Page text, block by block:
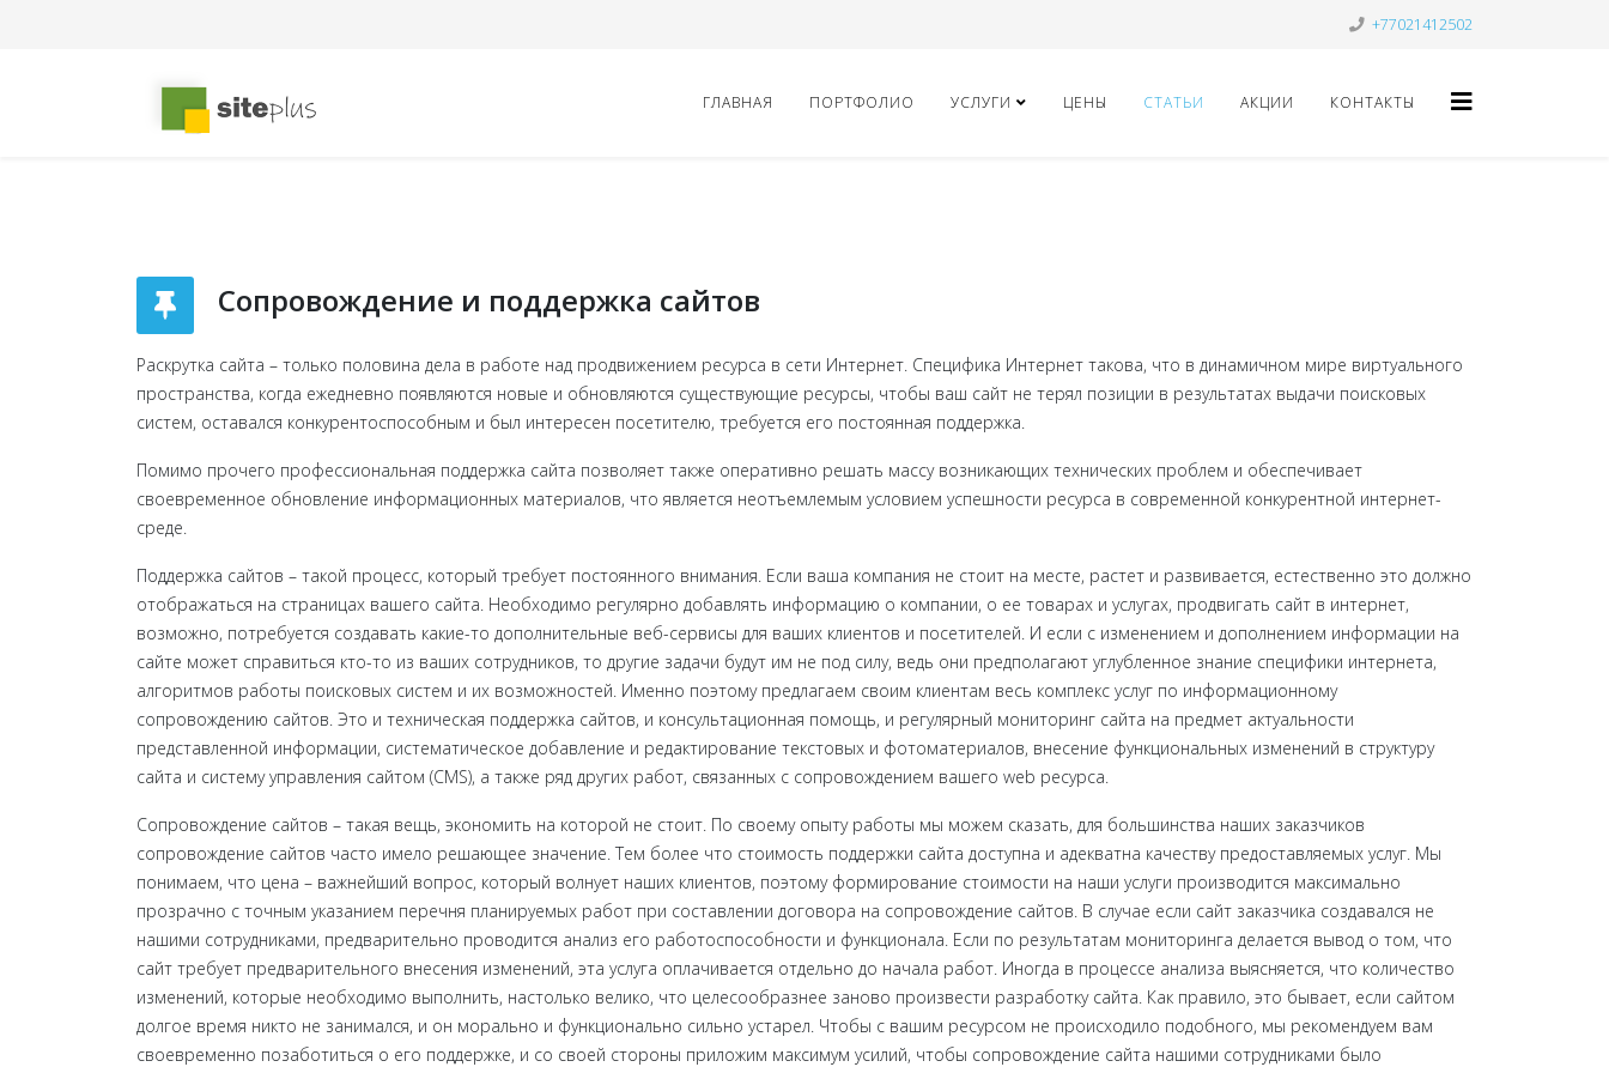
+77021412502
ГЛАВНАЯ ПОРТФОЛИО УСЛУГИ ЦЕНЫ СТАТЬИ АКЦИИ КОНТАКТЫ
Сопровождение и поддержка сайтов
Раскрутка сайта – только половина дела в работе над продвижением ресурса в сети Интернет. Специфика Интернет такова, что в динамичном мире виртуального
пространства, когда ежедневно появляются новые и обновляются существующие ресурсы, чтобы ваш сайт не терял позиции в результатах выдачи поисковых
систем, оставался конкурентоспособным и был интересен посетителю, требуется его постоянная поддержка.
Помимо прочего профессиональная поддержка сайта позволяет также оперативно решать массу возникающих технических проблем и обеспечивает
своевременное обновление информационных материалов, что является неотъемлемым условием успешности ресурса в современной конкурентной интернет-
среде.
Поддержка сайтов – такой процесс, который требует постоянного внимания. Если ваша компания не стоит на месте, растет и развивается, естественно это должно
отображаться на страницах вашего сайта. Необходимо регулярно добавлять информацию о компании, о ее товарах и услугах, продвигать сайт в интернет,
возможно, потребуется создавать какие-то дополнительные веб-сервисы для ваших клиентов и посетителей. И если с изменением и дополнением информации на
сайте может справиться кто-то из ваших сотрудников, то другие задачи будут им не под силу, ведь они предполагают углубленное знание специфики интернета,
алгоритмов работы поисковых систем и их возможностей. Именно поэтому предлагаем своим клиентам весь комплекс услуг по информационному
сопровождению сайтов. Это и техническая поддержка сайтов, и консультационная помощь, и регулярный мониторинг сайта на предмет актуальности
представленной информации, систематическое добавление и редактирование текстовых и фотоматериалов, внесение функциональных изменений в структуру
сайта и систему управления сайтом (CMS), а также ряд других работ, связанных с сопровождением вашего web ресурса.
Сопровождение сайтов – такая вещь, экономить на которой не стоит. По своему опыту работы мы можем сказать, для большинства наших заказчиков
сопровождение сайтов часто имело решающее значение. Тем более что стоимость поддержки сайта доступна и адекватна качеству предоставляемых услуг. Мы
понимаем, что цена – важнейший вопрос, который волнует наших клиентов, поэтому формирование стоимости на наши услуги производится максимально
прозрачно с точным указанием перечня планируемых работ при составлении договора на сопровождение сайтов. В случае если сайт заказчика создавался не
нашими сотрудниками, предварительно проводится анализ его работоспособности и функционала. Если по результатам мониторинга делается вывод о том, что
сайт требует предварительного внесения изменений, эта услуга оплачивается отдельно до начала работ. Иногда в процессе анализа выясняется, что количество
изменений, которые необходимо выполнить, настолько велико, что целесообразнее заново произвести разработку сайта. Как правило, это бывает, если сайтом
долгое время никто не занимался, и он морально и функционально сильно устарел. Чтобы с вашим ресурсом не происходило подобного, мы рекомендуем вам
своевременно позаботиться о его поддержке, и со своей стороны приложим максимум усилий, чтобы сопровождение сайта нашими сотрудниками было